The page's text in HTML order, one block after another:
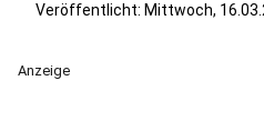
Veröffentlicht: Mittwoch,
Anzeige